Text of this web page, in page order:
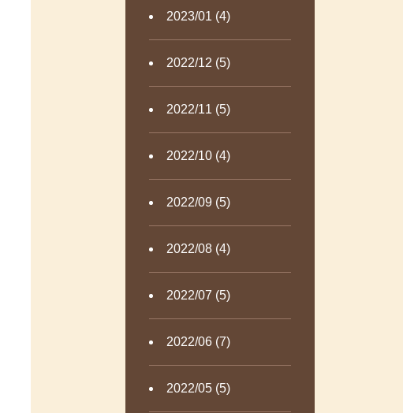
2023/01 (4)
2022/12 (5)
2022/11 (5)
2022/10 (4)
2022/09 (5)
2022/08 (4)
2022/07 (5)
2022/06 (7)
2022/05 (5)